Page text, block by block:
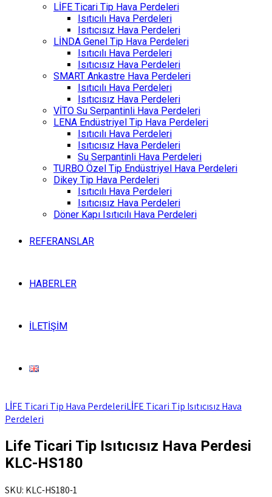
LİFE Ticari Tip Hava Perdeleri
Isıtıcılı Hava Perdeleri
Isıtıcısız Hava Perdeleri
LİNDA Genel Tip Hava Perdeleri
Isıtıcılı Hava Perdeleri
Isıtıcısız Hava Perdeleri
SMART Ankastre Hava Perdeleri
Isıtıcılı Hava Perdeleri
Isıtıcısız Hava Perdeleri
VİTO Su Serpantinli Hava Perdeleri
LENA Endüstriyel Tip Hava Perdeleri
Isıtıcılı Hava Perdeleri
Isıtıcısız Hava Perdeleri
Su Serpantinli Hava Perdeleri
TURBO Özel Tip Endüstriyel Hava Perdeleri
Dikey Tip Hava Perdeleri
Isıtıcılı Hava Perdeleri
Isıtıcısız Hava Perdeleri
Döner Kapı Isıtıcılı Hava Perdeleri
REFERANSLAR
HABERLER
İLETİŞİM
LİFE Ticari Tip Hava PerdeleriLİFE Ticari Tip Isıtıcısız Hava
Perdeleri
Life Ticari Tip Isıtıcısız Hava Perdesi
KLC-HS180
SKU: KLC-HS180-1